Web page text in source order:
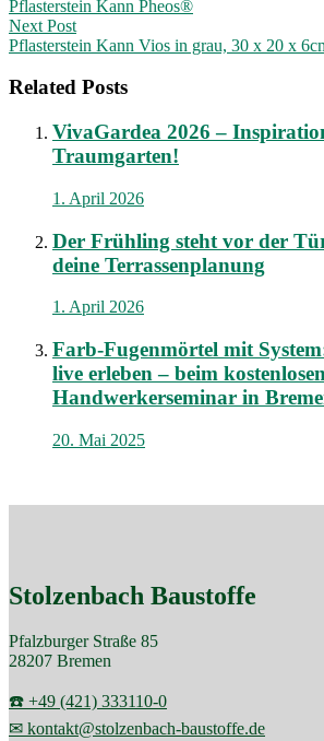
navigation
Pflasterstein Kann Pheos®
Next Post
Pflasterstein Kann Vios in grau, 30 x 20 x
Related Posts
VivaGardea 2026 –
Traumgarten!
1. April 2026
Der Frühling steht vor der
deine Terrassenplanung
1. April 2026
Farb-Fugenmörtel mit
live erleben – beim kostenlosen
Handwerkerseminar in
20. Mai 2025
Stolzenbach Baustoffe
Pfalzburger Straße 85
28207 Bremen
☎️ +49 (421) 333110-0
✉ kontakt@stolzenbach-baustoffe.de